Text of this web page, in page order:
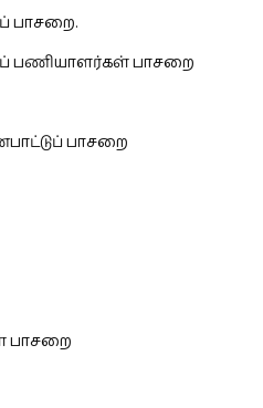
பாசறை.
பணியாளர்கள் பாசறை
பாசறை
பாசறை